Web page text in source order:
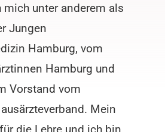
mich unter anderem als
Jungen
Hamburg, vom
Hamburg und
Vorstand vom
Mein
die Lehre und ich bin